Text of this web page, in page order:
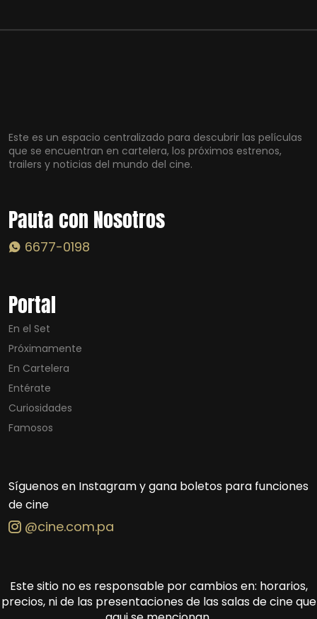
Este es un espacio centralizado para descubrir las películas
que se encuentran en cartelera, los próximos estrenos,
trailers y noticias del mundo del cine.
Pauta con Nosotros
6677-0198
Portal
En el Set
Próximamente
En Cartelera
Entérate
Curiosidades
Famosos
Síguenos en Instagram y gana boletos para funciones
de cine
@cine.com.pa
Este sitio no es responsable por cambios en: horarios,
precios, ni de las presentaciones de las salas de cine que